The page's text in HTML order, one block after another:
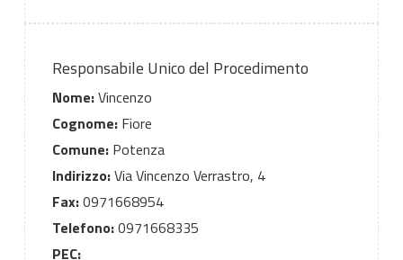
Responsabile Unico del Procedimento
Nome:Vincenzo
Cognome:Fiore
Comune:Potenza
Indirizzo:Via Vincenzo Verrastro, 4
Fax:0971668954
Telefono:0971668335
PEC: